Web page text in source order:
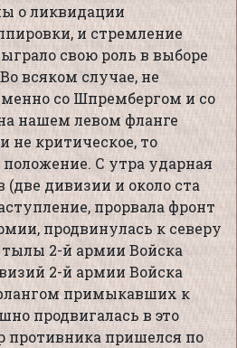
о ликвидации
и стремление
свою роль в выборе
всяком случае, не
со Шпрембергом и со
нашем левом фланге
не критическое, то
С утра ударная
дивизии и около ста
прорвала фронт
продвинулась к северу
2-й армии Войска
2-й армии Войска
примыкавших к
продвигалась в это
противника пришелся по